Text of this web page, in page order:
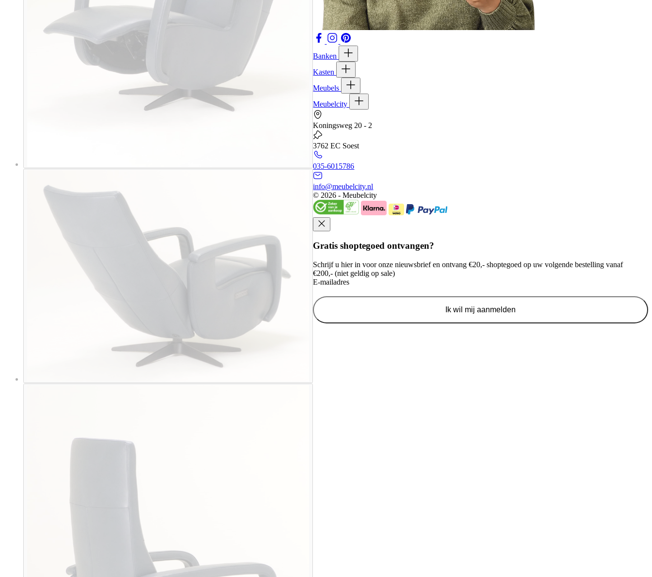
Banken
Kasten
Meubels
Meubelcity
Koningsweg 20 - 2
3762 EC Soest
035-6015786
info@meubelcity.nl
© 2026 - Meubelcity
Gratis shoptegoed ontvangen?
Schrijf u hier in voor onze nieuwsbrief en ontvang €20,- shoptegoed op uw volgende bestelling vanaf
€200,- (niet geldig op sale)
E-mailadres
Ik wil mij aanmelden